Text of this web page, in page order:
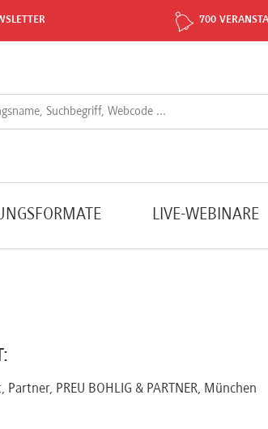
700
LIVE-WEBINARE
Partner, PREU BOHLIG & PARTNER, München